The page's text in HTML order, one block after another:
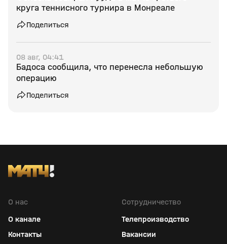
круга теннисного турнира в Монреале
Поделиться
08 авг, 04:41
Бадоса сообщила, что перенесла небольшую
операцию
Поделиться
О нас
О канале
Контакты
Сотрудничество
Телепроизводство
Вакансии